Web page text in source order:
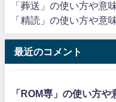
「葬送」の使い方や意
「精読」の使い方や意
最近のコメント
「ROM専」の使い方